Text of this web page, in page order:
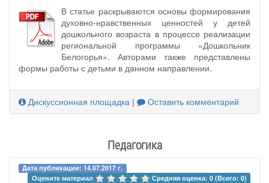
В статье раскрываются основы формирования
духовно-нравственных ценностей у детей
дошкольного возраста в процессе реализации
региональной программы «Дошкольник
Белогорья». Авторами также представлены
формы работы с детьми в данном направлении.
Дискуссионная площадка | Оставить комментарий
Педагогика
Дата публикации: 14.07.2017 г.
Оцените материал
Средняя оценка: 0 (Всего: 0)